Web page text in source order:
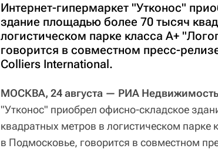
Интернет-гипермаркет "Утконос"
здание площадью более 70 тысяч
логистическом парке класса А+
говорится в совместном пресс-
Colliers International.
МОСКВА, 24 августа — РИА
"Утконос" приобрел офисно-складское
квадратных метров в логистическом парке
в Подмосковье, говорится в совместном